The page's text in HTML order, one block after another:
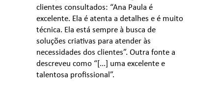
clientes consultados: “Ana Paula é
excelente. Ela é atenta a detalhes e é muito
técnica. Ela está sempre à busca de
soluções criativas para atender às
necessidades dos clientes”. Outra fonte a
descreveu como “[...] uma excelente e
talentosa profissional”.